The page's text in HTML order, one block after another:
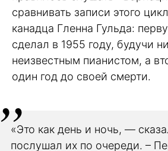
сравнивать записи этого
канадца Гленна Гульда:
сделал в 1955 году, будучи
неизвестным пианистом, а
один год до своей смерти.
«Это как день и ночь, —
послушал их по очереди. –